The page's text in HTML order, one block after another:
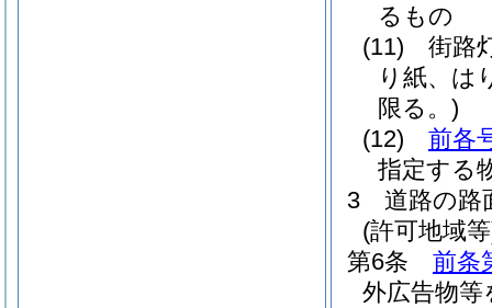
るもの
(11)
街路
り紙、は
限る。)
(12)
前各
指定する
3
道路の路
(許可地域
第6条
前条
外広告物